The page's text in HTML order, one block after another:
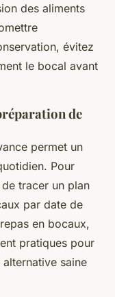
des aliments
évitez
le bocal avant
de
permet un
Pour
tracer un plan
par date de
en bocaux,
pratiques pour
saine